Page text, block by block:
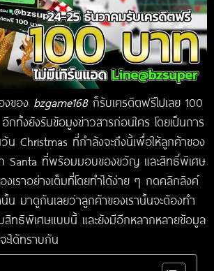
งของ bzgame168ก็รับเครดิตฟรีไปเลย 100
กทั้งยังรับข้อมูงข่าวสารก่อนใคร โดยเป็นการ
Christmas ที่กำลังจะถึงนี้เพื่อให้ลูกค้าของ
ก Santa ที่พร้อมมอบของขวัญ และสิทธิ์พิเศษ
งเราอย่างเต็มที่โดยทำได้ง่าย ๆ กดคลิกลิงค์
นั้น มาดูกันเลยว่าลูกค้าของเรานั้นจะต้องทำ
บสิทธิพิเศษแบบนี้ และยังมีอีกหลากหลายข้อมูล
ะได้ทราบกัน